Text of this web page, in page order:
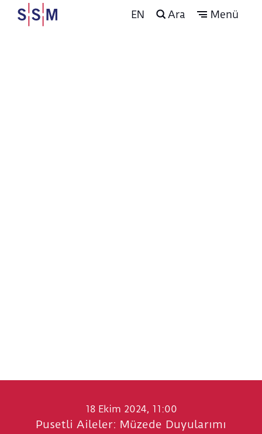
EN Ara Menü
18 Ekim 2024, 11:00
Pusetli Aileler: Müzede Duyularımı